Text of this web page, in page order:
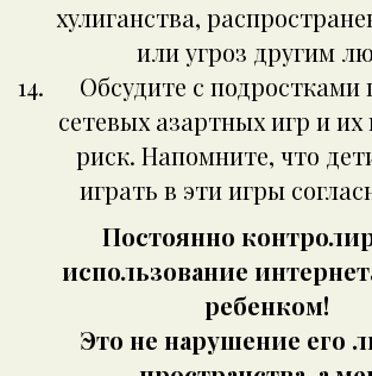
хулиганства,
или угроз другим
Обсудите с
сетевых азартных игр и
риск. Напомните, что
играть в эти игры
Постоянно
использование
ребенком!
Это не нарушение его